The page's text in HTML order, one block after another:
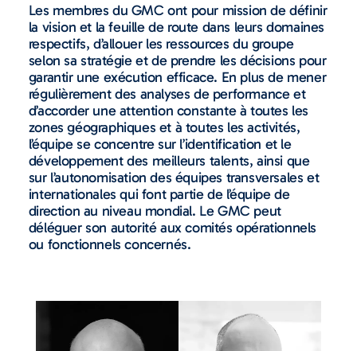
Les membres du GMC ont pour mission de définir
la vision et la feuille de route dans leurs domaines
respectifs, d’allouer les ressources du groupe
selon sa stratégie et de prendre les décisions pour
garantir une exécution efficace. En plus de mener
régulièrement des analyses de performance et
d’accorder une attention constante à toutes les
zones géographiques et à toutes les activités,
l’équipe se concentre sur l’identification et le
développement des meilleurs talents, ainsi que
sur l’autonomisation des équipes transversales et
internationales qui font partie de l’équipe de
direction au niveau mondial. Le GMC peut
déléguer son autorité aux comités opérationnels
ou fonctionnels concernés.